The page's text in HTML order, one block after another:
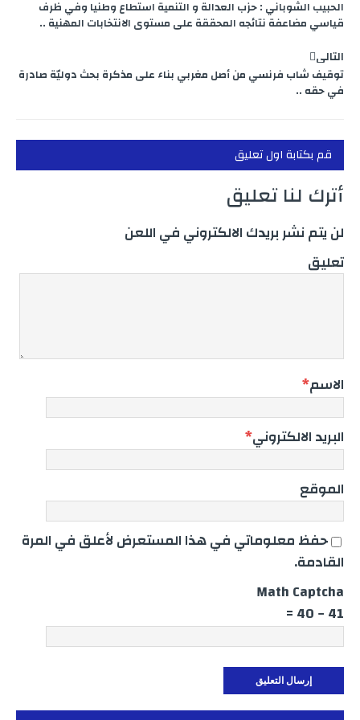
الحبيب الشوباني : حزب العدالة و التنمية استطاع وطنيا وفي ظرف
قياسي مضاعفة نتائجه المحققة على مستوى الانتخابات المهنية ..
التالي
توقيف شاب فرنسي من أصل مغربي بناء على مذكرة بحث دوليّة صادرة
في حقه ..
قم بكتابة اول تعليق
أترك لنا تعليق
لن يتم نشر بريدك الالكتروني في اللعن
تعليق
الاسم*
البريد الالكتروني*
الموقع
حفظ معلوماتي في هذا المستعرض لأعلق في المرة
القادمة.
Math Captcha
41 − 40 =